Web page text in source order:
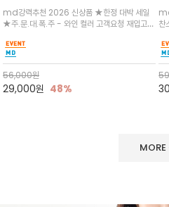
쾌적하게 착용되는 스트라이프 티셔츠/
여유 있는 루즈핏과 자연스럽게 흐르는
실루엣
md강력추천 2026 신상품 ★한정 대박 세일
★주.문.대.폭.주 - 와인 컬러 고객요청 재입고~
~★ 린넨 특유의 드라이한 촉감과 통기성으로 한
여름에도 쾌적함을 유지/몸에 붙지 않아 자연스
럽게 체형을 커버
56,000원
29,000원 48%
찬
MORE